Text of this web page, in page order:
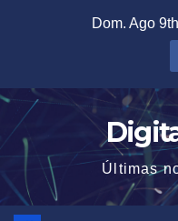
Dom. Ago
Últimas